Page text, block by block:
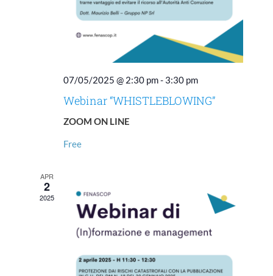
07/05/2025 @ 2:30 pm- 3:30 pm
Webinar “WHISTLEBLOWING”
ZOOM ON LINE
Free
APR
2
2025